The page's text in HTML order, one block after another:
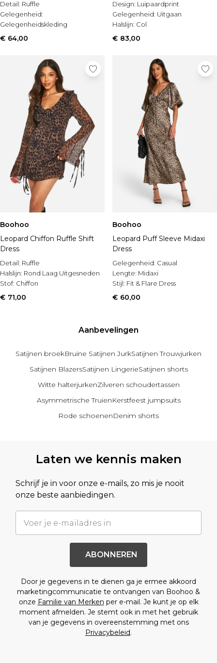
Detail: Ruffle
Gelegenheid:
Gelegenheidskleding
Lengte:Mini
€ 64,00
Design: Luipaardprint
Gelegenheid: Uitgaan
Halslijn: Col
€ 83,00
Boohoo
Leopard Chiffon Ruffle Shift
Dress
Detail: Ruffle
Halslijn: Rond Laag Uitgesneden
Stof: Chiffon
€ 71,00
Boohoo
Leopard Puff Sleeve Midaxi
Dress
Gelegenheid: Casual
Lengte: Midaxi
Stijl: Fit & Flare Dress
€ 60,00
Aanbevelingen
Satijnen broekBruine Satijnen JurkSatijnen Trouwjurken
Satijnen BlazersSatijnen LingerieSatijnen shorts
Witte halterjurkenZilveren schoudertassen
Asymmetrische TruienKerstfeest jumpsuits
Rode schoenenDenim shorts
Laten we kennis maken
Schrijf je in voor onze e-mails, zo mis je nooit
onze beste aanbiedingen.
ABONNEREN
Door je gegevens in te dienen ga je ermee akkoord
marketingcommunicatie te ontvangen van Boohoo &
onze Familie van Merken per e-mail. Je kunt je op elk
moment afmelden. Je stemt ook in met het gebruik
van je gegevens in overeenstemming met ons
Privacybeleid.